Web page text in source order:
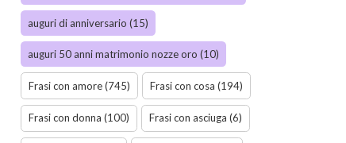
auguri di anniversario (15)
auguri 50 anni matrimonio nozze oro (10)
Frasi con amore (745) Frasi con cosa (194)
Frasi con donna (100) Frasi con asciuga (6)